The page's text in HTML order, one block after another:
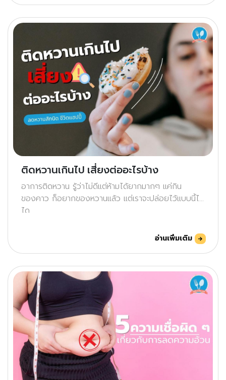
ติดหวานเกินไป เสี่ยงต่ออะไรบ้าง
อาการติดหวาน รู้ว่าไม่ดีแต่ห้ามได้ยากมากๆ แค่กิน
ของคาว ก็อยากของหวานแล้ว แต่เราจะปล่อยไว้แบบนี้ไม่
ได
อ่านเพิ่มเติม